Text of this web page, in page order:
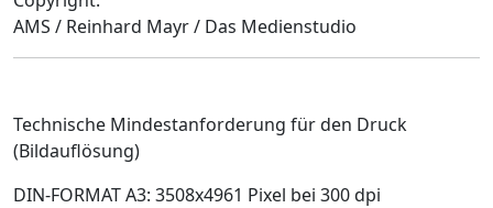
AMS / Reinhard Mayr / Das Medienstudio
Technische Mindestanforderung für den Druck
(Bildauflösung)
DIN-FORMAT A3: 3508x4961 Pixel bei 300 dpi